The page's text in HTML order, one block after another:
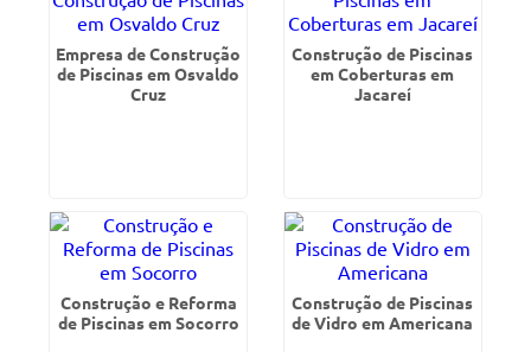
Empresa de Construção
de Piscinas em Osvaldo
Cruz
Construção de Piscinas
em Coberturas em
Jacareí
Construção e Reforma
de Piscinas em Socorro
Construção de Piscinas
de Vidro em Americana